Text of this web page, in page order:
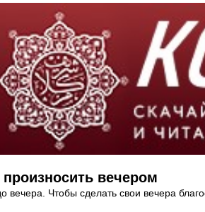
вечером
Чтобы сделать свои вечера